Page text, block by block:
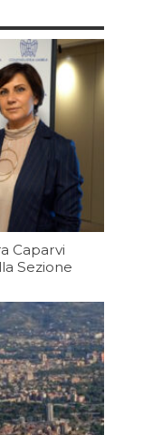
Caparvi
Sezione